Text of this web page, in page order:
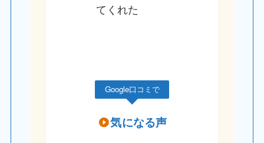
てくれた
Google口コミで
気になる声